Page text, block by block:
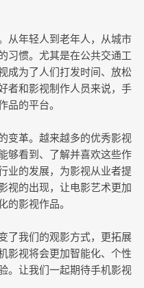
从年轻人到老年人，从城市
习惯。尤其是在公共交通工
成为了人们打发时间、放松
者和影视制作人员来说，手
品的平台。
变革。越来越多的优秀影视
够看到、了解并喜欢这些作
业的发展，为影视从业者提
视的出现，让电影艺术更加
的影视作品。
了我们的观影方式，更拓展
影视将会更加智能化、个性
。让我们一起期待手机影视